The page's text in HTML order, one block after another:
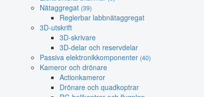
Nätaggregat (39)
Reglerbar labbnätaggregat
3D-utskrift
3D-skrivare
3D-delar och reservdelar
Passiva elektronikkomponenter (40)
Kameror och drönare
Actionkameror
Drönare och quadkoptrar